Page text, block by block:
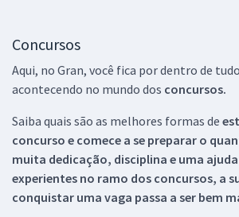
Concursos
Aqui, no Gran, você fica por dentro de
acontecendo no mundo dos concursos.
Saiba quais são as melhores formas de
concurso e comece a se preparar o
muita dedicação, disciplina e uma
experientes no ramo dos concursos, a
conquistar uma vaga passa a ser bem